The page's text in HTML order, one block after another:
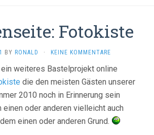
Fotokiste
BY RONALD · KEINE KOMMENTARE
weiteres Bastelprojekt online
die den meisten Gästen unserer
2010 noch in Erinnerung sein
einen oder anderen vielleicht auch
einen oder anderen Grund.